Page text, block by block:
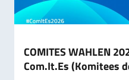
COMITES WAHLEN
Com.It.Es (Komitees